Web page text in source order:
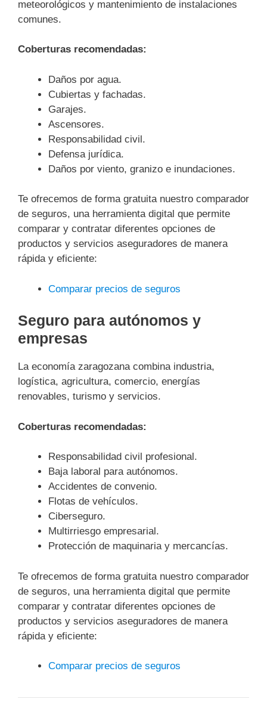
meteorológicos y mantenimiento de instalaciones
comunes.
Coberturas recomendadas:
Daños por agua.
Cubiertas y fachadas.
Garajes.
Ascensores.
Responsabilidad civil.
Defensa jurídica.
Daños por viento, granizo e inundaciones.
Te ofrecemos de forma gratuita nuestro comparador
de seguros, una herramienta digital que permite
comparar y contratar diferentes opciones de
productos y servicios aseguradores de manera
rápida y eficiente:
Comparar precios de seguros
Seguro para autónomos y
empresas
La economía zaragozana combina industria,
logística, agricultura, comercio, energías
renovables, turismo y servicios.
Coberturas recomendadas:
Responsabilidad civil profesional.
Baja laboral para autónomos.
Accidentes de convenio.
Flotas de vehículos.
Ciberseguro.
Multirriesgo empresarial.
Protección de maquinaria y mercancías.
Te ofrecemos de forma gratuita nuestro comparador
de seguros, una herramienta digital que permite
comparar y contratar diferentes opciones de
productos y servicios aseguradores de manera
rápida y eficiente:
Comparar precios de seguros